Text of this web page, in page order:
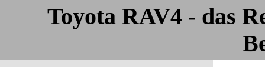
Toyota RAV4 - das